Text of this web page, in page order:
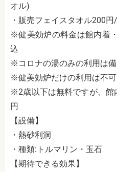
オル)
・販売フェイスタオル200円/
※健美効炉の料金は館内着
込
※コロナの湯のみの利用は
※健美効炉だけの利用は不可
※2歳以下は無料ですが、館
円
【設備】
・熱砂利洞
・種類: トルマリン・玉石
【期待できる効果】